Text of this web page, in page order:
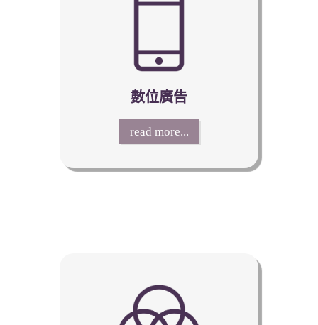
數位廣告
read more...